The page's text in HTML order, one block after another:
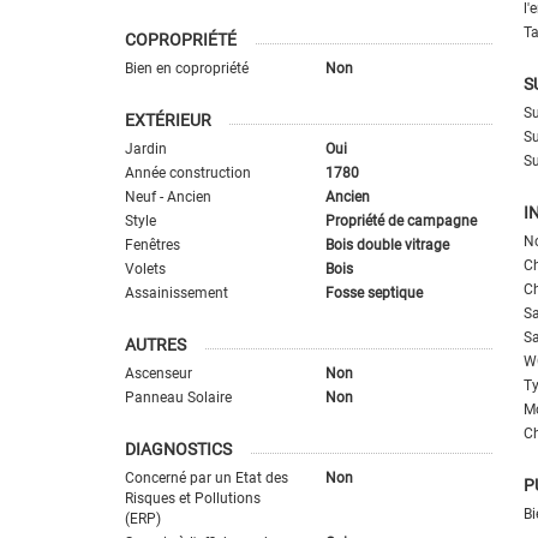
COPROPRIÉTÉ
Bien en copropriété Non
EXTÉRIEUR
Jardin
Oui
Année construction
1780
Neuf - Ancien
Ancien
Style
Propriété de campagne
Fenêtres
Bois double vitrage
Volets
Bois
Assainissement
Fosse septique
AUTRES
Ascenseur
Non
Panneau Solaire
Non
DIAGNOSTICS
Concerné par un Etat des
Risques et Pollutions
(ERP)
Non